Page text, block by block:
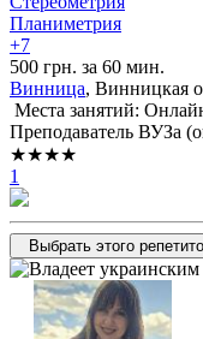
Планиметрия
+7
500 грн. за 60 мин.
Винница, Винницкая
Места занятий:
Преподаватель ВУЗа
★★★★
1
Выбрать этого